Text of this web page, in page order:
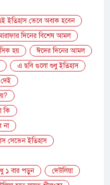
ভেবে অবাক হবেন
দিনের বিশেষ আমল
হয়
ঈদের দিনের আমল
এ ছবি গুলো শুধু ইতিহাস
কি
না
সেভেন ইতিহাস
১ বার পড়ুন
দেউলিয়া